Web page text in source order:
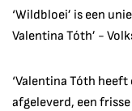
‘Wildbloei’ is een
Valentina Tóth’ -
‘Valentina Tóth
afgeleverd, een